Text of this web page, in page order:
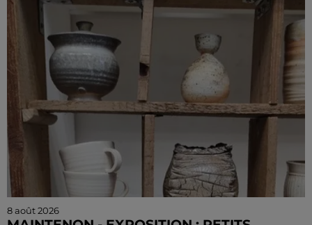
8 août 2026